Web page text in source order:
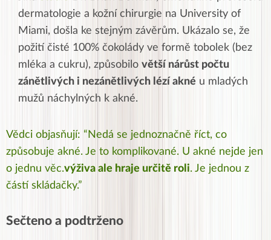
dermatologie a kožní chirurgie na University of
Miami, došla ke stejným závěrům. Ukázalo se, že
požití čisté 100% čokolády ve formě tobolek (bez
mléka a cukru), způsobilo větší nárůst počtu
zánětlivých i nezánětlivých lézí akné u mladých
mužů náchylných k akné.
Vědci objasňují: “Nedá se jednoznačně říct, co
způsobuje akné. Je to komplikované. U akné nejde jen
o jednu věc.výživa ale hraje určitě roli. Je jednou z
částí skládačky.”
Sečteno a podtrženo